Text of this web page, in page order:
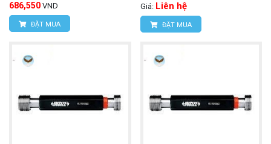
686,550 VND
ĐẶT MUA
Giá: Liên hệ
ĐẶT MUA